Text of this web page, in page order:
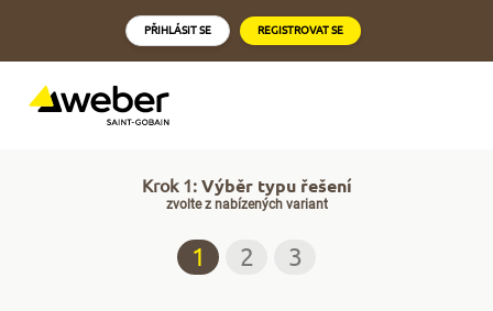
PŘIHLÁSIT SE REGISTROVAT SE
Krok 1: Výběr typu řešení
zvolte z nabízených variant
1 2 3